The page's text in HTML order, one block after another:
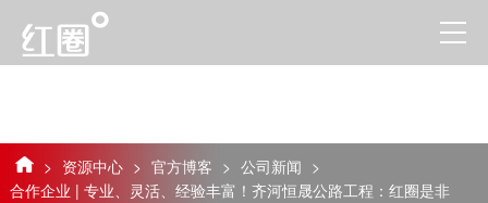
> 资源中心 > 官方博客 > 公司新闻 >
合作企业 | 专业、灵活、经验丰富！齐河恒晟公路工程：红圈是非